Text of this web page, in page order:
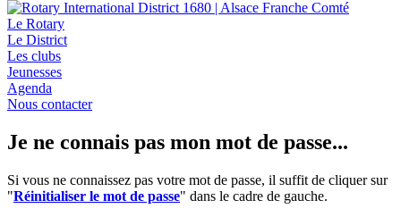
Le Rotary
Le District
Les clubs
Jeunesses
Agenda
Nous contacter
Je ne connais pas mon mot de passe...
Si vous ne connaissez pas votre mot de passe, il suffit de cliquer sur
"Réinitialiser le mot de passe" dans le cadre de gauche.